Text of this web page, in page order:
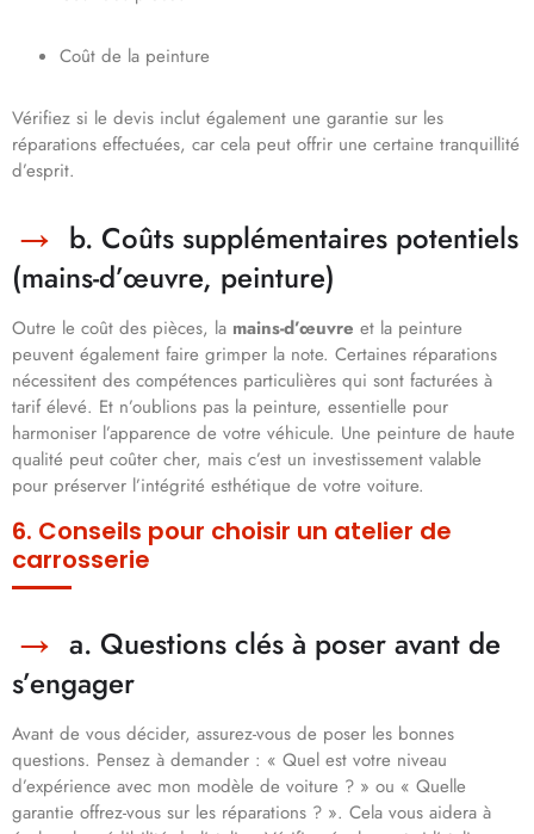
Coût de la peinture
Vérifiez si le devis inclut également une garantie sur les
réparations effectuées, car cela peut offrir une certaine tranquillité
d’esprit.
b. Coûts supplémentaires potentiels
(mains-d’œuvre, peinture)
Outre le coût des pièces, la mains-d’œuvre et la peinture
peuvent également faire grimper la note. Certaines réparations
nécessitent des compétences particulières qui sont facturées à
tarif élevé. Et n’oublions pas la peinture, essentielle pour
harmoniser l’apparence de votre véhicule. Une peinture de haute
qualité peut coûter cher, mais c’est un investissement valable
pour préserver l’intégrité esthétique de votre voiture.
6. Conseils pour choisir un atelier de
carrosserie
a. Questions clés à poser avant de
s’engager
Avant de vous décider, assurez-vous de poser les bonnes
questions. Pensez à demander : « Quel est votre niveau
d’expérience avec mon modèle de voiture ? » ou « Quelle
garantie offrez-vous sur les réparations ? ». Cela vous aidera à